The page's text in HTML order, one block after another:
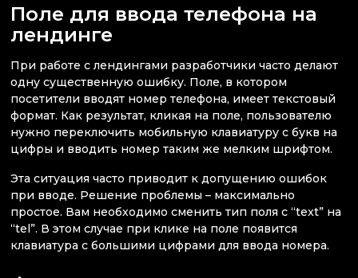
Поле для ввода телефона на
лендинге
При работе с лендингами разработчики часто делают
одну существенную ошибку. Поле, в котором
посетители вводят номер телефона, имеет текстовый
формат. Как результат, кликая на поле, пользователю
нужно переключить мобильную клавиатуру с букв на
цифры и вводить номер таким же мелким шрифтом.
Эта ситуация часто приводит к допущению ошибок
при вводе. Решение проблемы – максимально
простое. Вам необходимо сменить тип поля с “text” на
“tel”. В этом случае при клике на поле появится
клавиатура с большими цифрами для ввода номера.